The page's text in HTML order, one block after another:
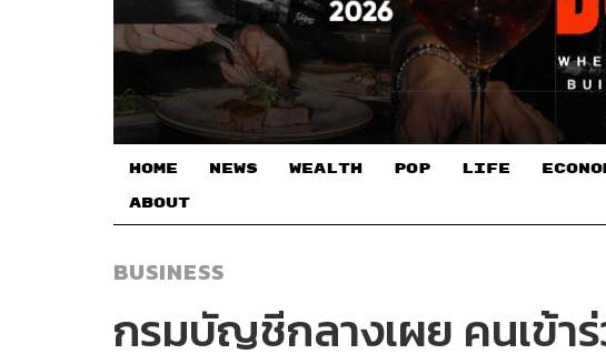
HOME NEWS WEALTH POP LIFE
ABOUT
BUSINESS
กรมบัญชีกลางเผย คนเข้า